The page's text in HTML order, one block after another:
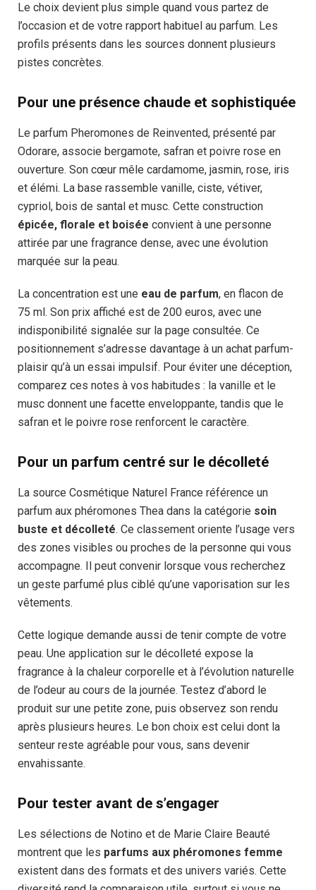
Le choix devient plus simple quand vous partez de
l’occasion et de votre rapport habituel au parfum. Les
profils présents dans les sources donnent plusieurs
pistes concrètes.
Pour une présence chaude et sophistiquée
Le parfum Pheromones de Reinvented, présenté par
Odorare, associe bergamote, safran et poivre rose en
ouverture. Son cœur mêle cardamome, jasmin, rose, iris
et élémi. La base rassemble vanille, ciste, vétiver,
cypriol, bois de santal et musc. Cette construction
épicée, florale et boisée convient à une personne
attirée par une fragrance dense, avec une évolution
marquée sur la peau.
La concentration est une eau de parfum, en flacon de
75 ml. Son prix affiché est de 200 euros, avec une
indisponibilité signalée sur la page consultée. Ce
positionnement s’adresse davantage à un achat parfum-
plaisir qu’à un essai impulsif. Pour éviter une déception,
comparez ces notes à vos habitudes : la vanille et le
musc donnent une facette enveloppante, tandis que le
safran et le poivre rose renforcent le caractère.
Pour un parfum centré sur le décolleté
La source Cosmétique Naturel France référence un
parfum aux phéromones Thea dans la catégorie soin
buste et décolleté. Ce classement oriente l’usage vers
des zones visibles ou proches de la personne qui vous
accompagne. Il peut convenir lorsque vous recherchez
un geste parfumé plus ciblé qu’une vaporisation sur les
vêtements.
Cette logique demande aussi de tenir compte de votre
peau. Une application sur le décolleté expose la
fragrance à la chaleur corporelle et à l’évolution naturelle
de l’odeur au cours de la journée. Testez d’abord le
produit sur une petite zone, puis observez son rendu
après plusieurs heures. Le bon choix est celui dont la
senteur reste agréable pour vous, sans devenir
envahissante.
Pour tester avant de s’engager
Les sélections de Notino et de Marie Claire Beauté
montrent que les parfums aux phéromones femme
existent dans des formats et des univers variés. Cette